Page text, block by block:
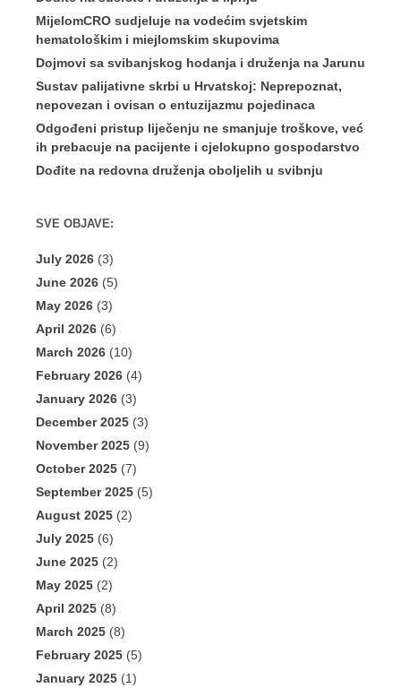
MijelomCRO sudjeluje na vodećim svjetskim
hematološkim i miejlomskim skupovima
Dojmovi sa svibanjskog hodanja i druženja na Jarunu
Sustav palijativne skrbi u Hrvatskoj: Neprepoznat,
nepovezan i ovisan o entuzijazmu pojedinaca
Odgođeni pristup liječenju ne smanjuje troškove, već
ih prebacuje na pacijente i cjelokupno gospodarstvo
Dođite na redovna druženja oboljelih u svibnju
SVE OBJAVE:
July 2026 (3)
June 2026 (5)
May 2026 (3)
April 2026 (6)
March 2026 (10)
February 2026 (4)
January 2026 (3)
December 2025 (3)
November 2025 (9)
October 2025 (7)
September 2025 (5)
August 2025 (2)
July 2025 (6)
June 2025 (2)
May 2025 (2)
April 2025 (8)
March 2025 (8)
February 2025 (5)
January 2025 (1)